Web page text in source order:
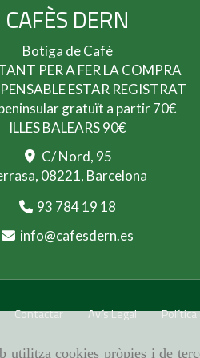
utilitza cookies pròpies i de
CAFÈS DERN
Botiga de Cafè
PER A FER LA COMPRA
ESTAR REGISTRAT
gratuït a partir 70€
ILLES BALEARS 90€
C/ Nord, 95
08221, Barcelona
93 784 19 18
info
cafesdern.es
Contactar Avís Legal